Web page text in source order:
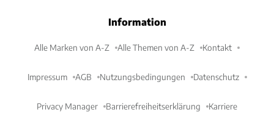
Information
Alle Marken von A-Z Alle Themen von A-Z Kontakt
Impressum AGB Nutzungsbedingungen Datenschutz
Privacy Manager Barrierefreiheitserklärung Karriere